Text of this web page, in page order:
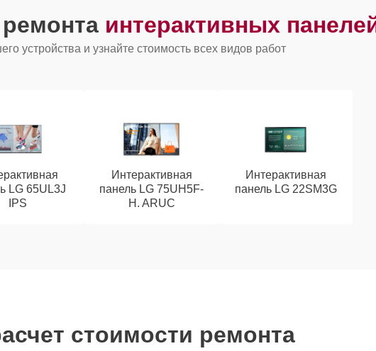
интерактивных
устройства и узнайте стоимость всех видов работ
LG 65UL3J
IPS
Интерактивная
панель LG 75UH5F-
H. ARUC
Интерактивная
панель LG 22SM3G
стоимости ремонта